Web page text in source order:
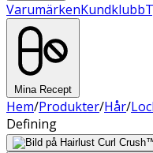
VarumärkenKundklubb
Mina Recept
Hem/Produkter/Hår/
Defining